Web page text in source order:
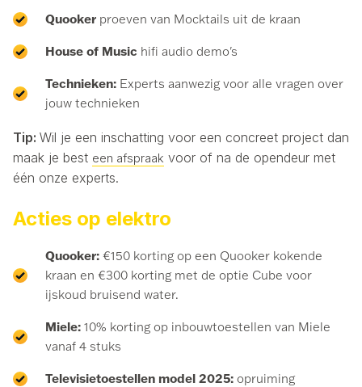
Quooker proeven van Mocktails uit de kraan
House of Music hifi audio demo's
Technieken: Experts aanwezig voor alle vragen over
jouw technieken
Tip: Wil je een inschatting voor een concreet project dan
maak je best een afspraak voor of na de opendeur met
één onze experts.
Acties op elektro
Quooker: €150 korting op een Quooker kokende
kraan en €300 korting met de optie Cube voor
ijskoud bruisend water.
Miele: 10% korting op inbouwtoestellen van Miele
vanaf 4 stuks
Televisietoestellen model 2025: opruiming